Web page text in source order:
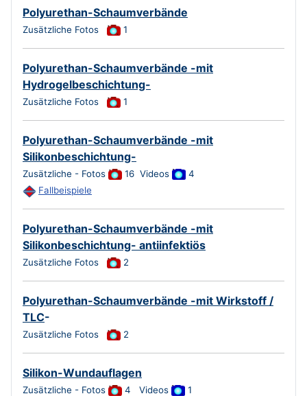
Polyurethan-Schaumverbände
Zusätzliche Fotos 1
Polyurethan-Schaumverbände -mit
Hydrogelbeschichtung-
Zusätzliche Fotos 1
Polyurethan-Schaumverbände -mit
Silikonbeschichtung-
Zusätzliche - Fotos 16 Videos
4
Fallbeispiele
Polyurethan-Schaumverbände -mit
Silikonbeschichtung- antiinfektiös
Zusätzliche Fotos 2
Polyurethan-Schaumverbände -mit Wirkstoff /
TLC-
Zusätzliche Fotos 2
Silikon-Wundauflagen
Zusätzliche - Fotos 4 Videos 1